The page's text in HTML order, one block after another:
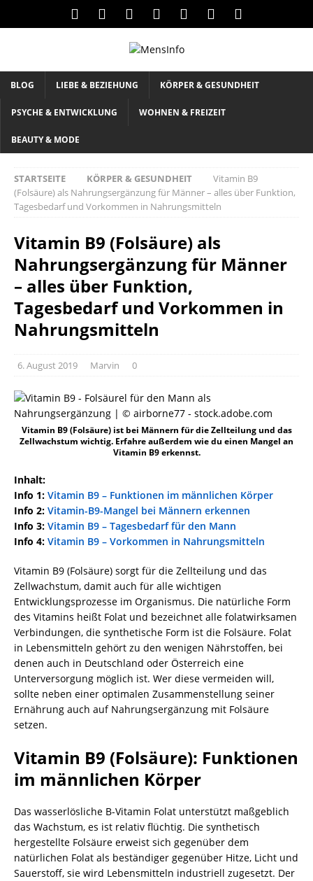
BLOG LIEBE & BEZIEHUNG KÖRPER & GESUNDHEIT
PSYCHE & ENTWICKLUNG WOHNEN & FREIZEIT
BEAUTY & MODE
STARTSEITE KÖRPER & GESUNDHEIT
Vitamin B9
(Folsäure) als Nahrungsergänzung für Männer – alles über Funktion,
Tagesbedarf und Vorkommen in Nahrungsmitteln
Vitamin B9 (Folsäure) als
Nahrungsergänzung für Männer
– alles über Funktion,
Tagesbedarf und Vorkommen in
Nahrungsmitteln
6. August 2019 Marvin 0
Vitamin B9 (Folsäure) ist bei Männern für die Zellteilung und das
Zellwachstum wichtig. Erfahre außerdem wie du einen Mangel an
Vitamin B9 erkennst.
Inhalt:
Info 1: Vitamin B9 – Funktionen im männlichen Körper
Info 2: Vitamin-B9-Mangel bei Männern erkennen
Info 3: Vitamin B9 – Tagesbedarf für den Mann
Info 4: Vitamin B9 – Vorkommen in Nahrungsmitteln
Vitamin B9 (Folsäure) sorgt für die Zellteilung und das
Zellwachstum, damit auch für alle wichtigen
Entwicklungsprozesse im Organismus. Die natürliche Form
des Vitamins heißt Folat und bezeichnet alle folatwirksamen
Verbindungen, die synthetische Form ist die Folsäure. Folat
in Lebensmitteln gehört zu den wenigen Nährstoffen, bei
denen auch in Deutschland oder Österreich eine
Unterversorgung möglich ist. Wer diese vermeiden will,
sollte neben einer optimalen Zusammenstellung seiner
Ernährung auch auf Nahrungsergänzung mit Folsäure
setzen.
Vitamin B9 (Folsäure): Funktionen
im männlichen Körper
Das wasserlösliche B-Vitamin Folat unterstützt maßgeblich
das Wachstum, es ist relativ flüchtig. Die synthetisch
hergestellte Folsäure erweist sich gegenüber dem
natürlichen Folat als beständiger gegenüber Hitze, Licht und
Sauerstoff, sie wird Lebensmitteln industriell zugesetzt. Der